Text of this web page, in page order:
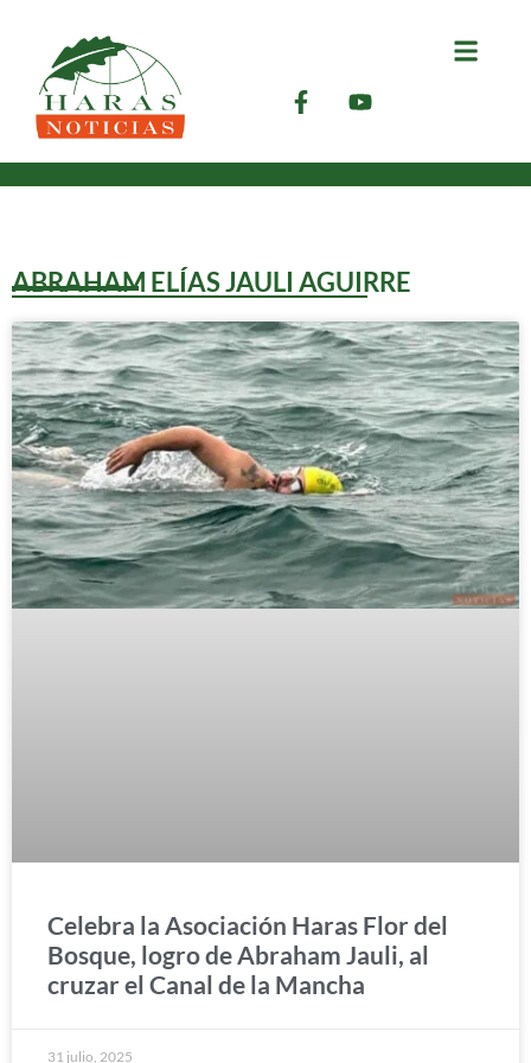
ABRAHAM ELÍAS JAULI AGUIRRE
Celebra la Asociación Haras Flor del
Bosque, logro de Abraham Jauli, al
cruzar el Canal de la Mancha
31 julio, 2025